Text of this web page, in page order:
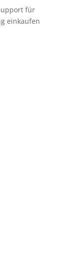
für
einkaufen